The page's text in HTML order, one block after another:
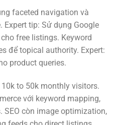
faceted navigation và
tip: Sử dụng Google
free listings. Keyword
để topical authority. Expert:
product queries.
to 50k monthly visitors.
với keyword mapping,
SEO còn image optimization,